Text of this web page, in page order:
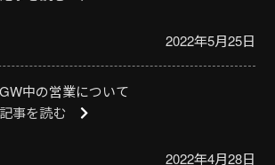
2022年5月25日
GW中の営業について
記事を読む
2022年4月28日